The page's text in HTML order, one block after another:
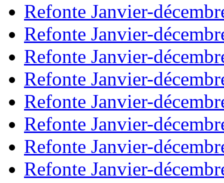
Refonte Janvier-
Refonte Janvier-
Refonte Janvier-
Refonte Janvier-
Refonte Janvier-
Refonte Janvier-
Refonte Janvier-
Refonte Janvier-